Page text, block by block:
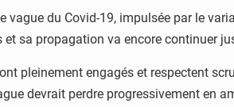
du Covid-19, impulsée par le
sa propagation va encore continuer
pleinement engagés et respectent
devrait perdre progressivement en